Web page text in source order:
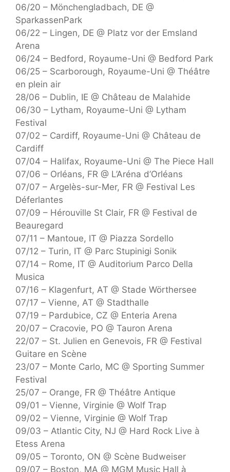
06/20 – Mönchengladbach, DE @
SparkassenPark
06/22 – Lingen, DE @ Platz vor der Emsland
Arena
06/24 – Bedford, Royaume-Uni @ Bedford Park
06/25 – Scarborough, Royaume-Uni @ Théâtre
en plein air
28/06 – Dublin, IE @ Château de Malahide
06/30 – Lytham, Royaume-Uni @ Lytham
Festival
07/02 – Cardiff, Royaume-Uni @ Château de
Cardiff
07/04 – Halifax, Royaume-Uni @ The Piece Hall
07/06 – Orléans, FR @ L’Aréna d’Orléans
07/07 – Argelès-sur-Mer, FR @ Festival Les
Déferlantes
07/09 – Hérouville St Clair, FR @ Festival de
Beauregard
07/11 – Mantoue, IT @ Piazza Sordello
07/12 – Turin, IT @ Parc Stupinigi Sonik
07/14 – Rome, IT @ Auditorium Parco Della
Musica
07/16 – Klagenfurt, AT @ Stade Wörthersee
07/17 – Vienne, AT @ Stadthalle
07/19 – Pardubice, CZ @ Enteria Arena
20/07 – Cracovie, PO @ Tauron Arena
22/07 – St. Julien en Genevois, FR @ Festival
Guitare en Scène
23/07 – Monte Carlo, MC @ Sporting Summer
Festival
25/07 – Orange, FR @ Théâtre Antique
09/01 – Vienne, Virginie @ Wolf Trap
09/02 – Vienne, Virginie @ Wolf Trap
09/03 – Atlantic City, NJ @ Hard Rock Live à
Etess Arena
09/05 – Toronto, ON @ Scène Budweiser
09/07 – Boston, MA @ MGM Music Hall à